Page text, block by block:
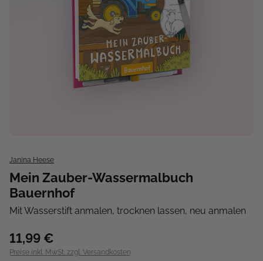
Janina Heese
Mein Zauber-Wassermalbuch
Bauernhof
Mit Wasserstift anmalen, trocknen lassen, neu anmalen
11,99 €
Preise inkl. MwSt. zzgl. Versandkosten